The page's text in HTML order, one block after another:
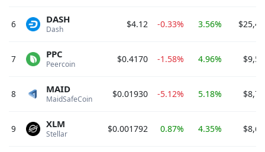
6 Dash
DASH $4.12 -0.33% 3.56%
7 Peercoin
PPC $0.4170 -1.58% 4.96%
8 MaidSafeCoin
MAID $0.01930 -5.12% 5.18%
9 Stellar
XLM $0.001792 0.87% 4.35%